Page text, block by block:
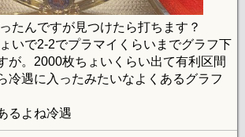
たんですが見つけたら打ちます？
いで2-2でプラマイくらいまでグラフ下
が。2000枚ちょいくらい出て有利区間
冷遇に入ったみたいなよくあるグラフ
るよね冷遇